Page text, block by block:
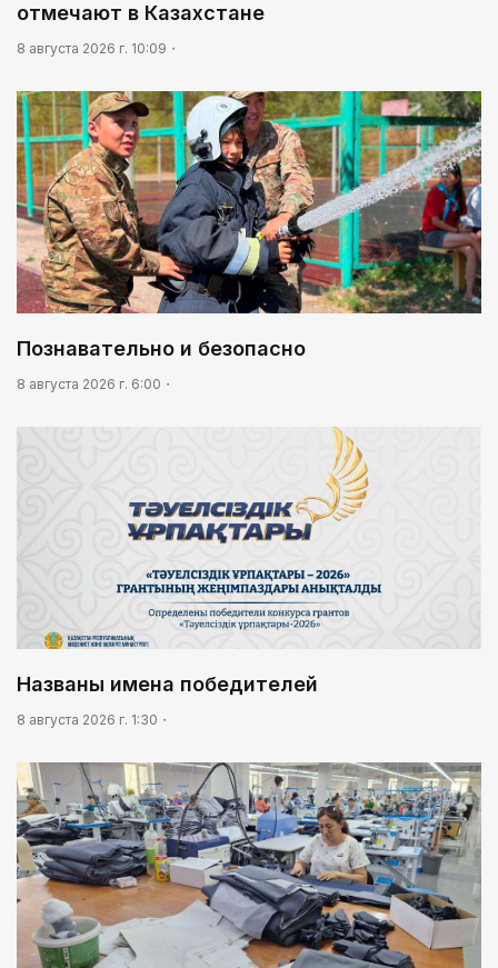
национального ремесла»
отмечают в Казахстане
8 августа 2026 г. 10:09
Познавательно и безопасно
8 августа 2026 г. 6:00
Названы имена победителей
8 августа 2026 г. 1:30